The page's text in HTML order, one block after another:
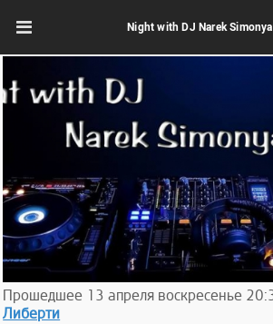
Night with DJ Narek
Прошедшее 13 апреля воскресенье
Либерти